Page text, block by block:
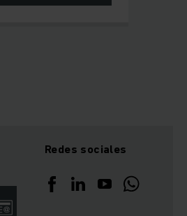
Redes sociales